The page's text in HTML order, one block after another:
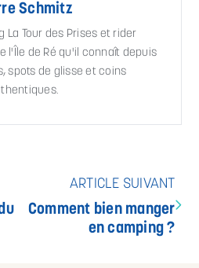
Schmitz
La Tour des Prises et rider
l'Île de Ré qu'il connaît depuis
spots de glisse et coins
ARTICLE SUIVANT
Comment bien manger
en camping ?